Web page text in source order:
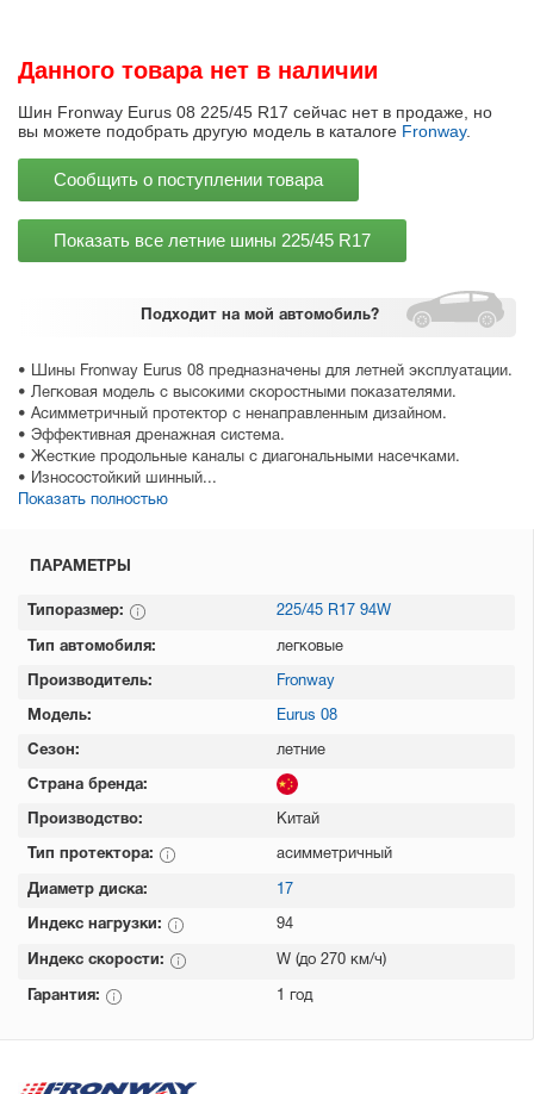
Подходит на мой автомобиль?
• Шины Fronway Eurus 08 предназначены для летней эксплуатации.
• Легковая модель с высокими скоростными показателями.
• Асимметричный протектор с ненаправленным дизайном.
• Эффективная дренажная система.
• Жесткие продольные каналы с диагональными насечками.
• Износостойкий шинный...
Показать полностью
Данного товара нет в наличии
Шин Fronway Eurus 08 225/45 R17 сейчас нет в продаже, но
вы можете подобрать другую модель в каталоге Fronway.
Сообщить о поступлении товара
Показать все летние шины 225/45 R17
ПАРАМЕТРЫ
Типоразмер: 225/45 R17 94W
Тип автомобиля: легковые
Производитель: Fronway
Модель: Eurus 08
Сезон: летние
Страна бренда:
Производство: Китай
Тип протектора: асимметричный
Диаметр диска: 17
Индекс нагрузки: 94
Индекс скорости: W (до 270 км/ч)
Гарантия: 1 год